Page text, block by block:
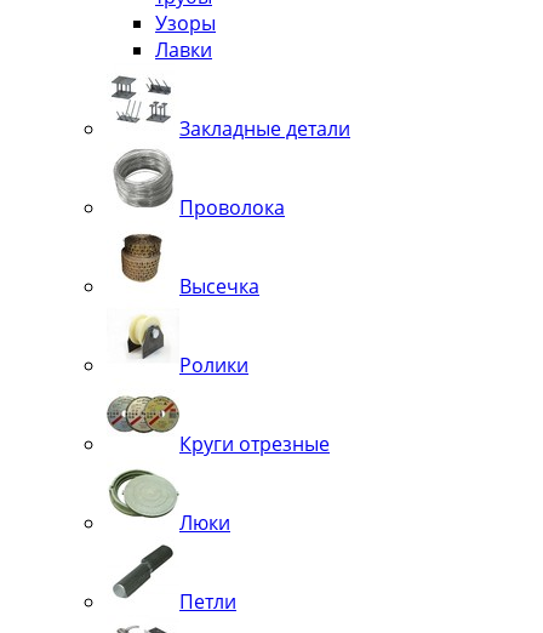
Узоры
Лавки
Закладные детали
Проволока
Высечка
Ролики
Круги отрезные
Люки
Петли